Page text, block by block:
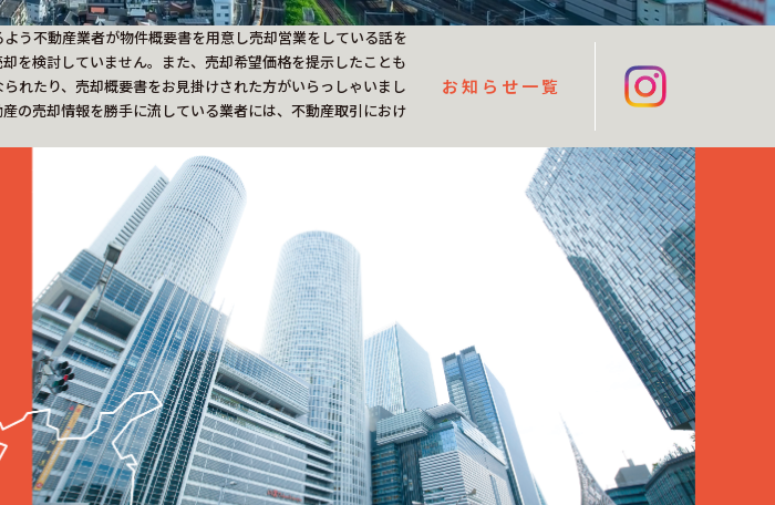
う不動産業者が物件概要書を用意し売却営業をしている話を
を検討していません。また、売却希望価格を提示したことも
れたり、売却概要書をお見掛けされた方がいらっしゃいまし
の売却情報を勝手に流している業者には、不動産取引におけ
お知らせ一覧